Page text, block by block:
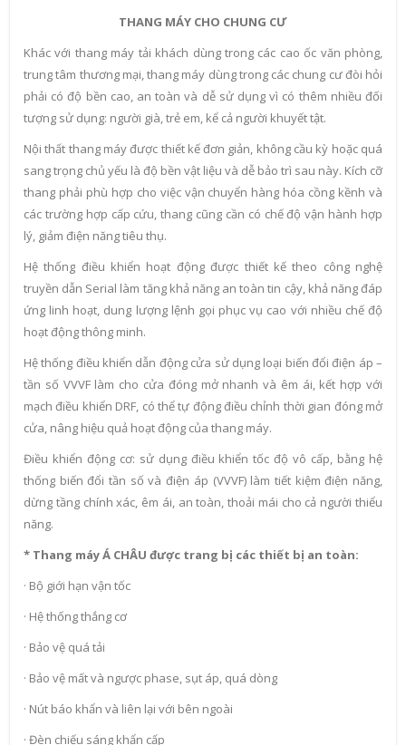
THANG MÁY CHO CHUNG CƯ
Khác với thang máy tải khách dùng trong các cao ốc văn phòng,
trung tâm thương mại, thang máy dùng trong các chung cư đòi hỏi
phải có độ bền cao, an toàn và dễ sử dụng vì có thêm nhiều đối
tượng sử dụng: người già, trẻ em, kể cả người khuyết tật.
Nội thất thang máy được thiết kế đơn giản, không cầu kỳ hoặc quá
sang trọng chủ yếu là độ bền vật liệu và dễ bảo trì sau này. Kích cỡ
thang phải phù hợp cho việc vận chuyển hàng hóa cồng kềnh và
các trường hợp cấp cứu, thang cũng cần có chế độ vận hành hợp
lý, giảm điện năng tiêu thụ.
Hệ thống điều khiển hoạt động được thiết kế theo công nghệ
truyền dẫn Serial làm tăng khả năng an toàn tin cậy, khả năng đáp
ứng linh hoạt, dung lượng lệnh gọi phục vụ cao với nhiều chế độ
hoạt động thông minh.
Hệ thống điều khiển dẫn động cửa sử dụng loại biến đổi điện áp –
tần số VVVF làm cho cửa đóng mở nhanh và êm ái, kết hợp với
mạch điều khiển DRF, có thể tự động điều chỉnh thời gian đóng mở
cửa, nâng hiệu quả hoạt động của thang máy.
Điều khiển động cơ: sử dụng điều khiển tốc độ vô cấp, bằng hệ
thống biến đổi tần số và điện áp (VVVF) làm tiết kiệm điện năng,
dừng tầng chính xác, êm ái, an toàn, thoải mái cho cả người thiểu
năng.
* Thang máy Á CHÂU được trang bị các thiết bị an toàn:
· Bộ giới hạn vận tốc
· Hệ thống thắng cơ
· Bảo vệ quá tải
· Bảo vệ mất và ngược phase, sụt áp, quá dòng
· Nút báo khẩn và liên lại với bên ngoài
· Đèn chiếu sáng khẩn cấp